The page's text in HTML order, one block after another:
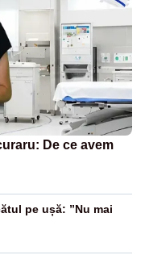
De ce avem
pe ușă: ”Nu mai